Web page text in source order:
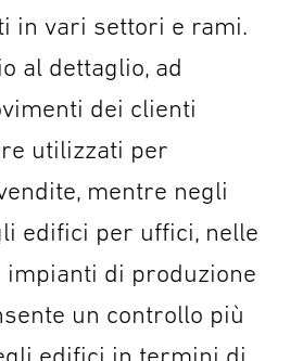
in vari settori e rami.
al dettaglio, ad
dei clienti
utilizzati per
mentre negli
edifici per uffici, nelle
impianti di produzione
un controllo più
edifici in termini di